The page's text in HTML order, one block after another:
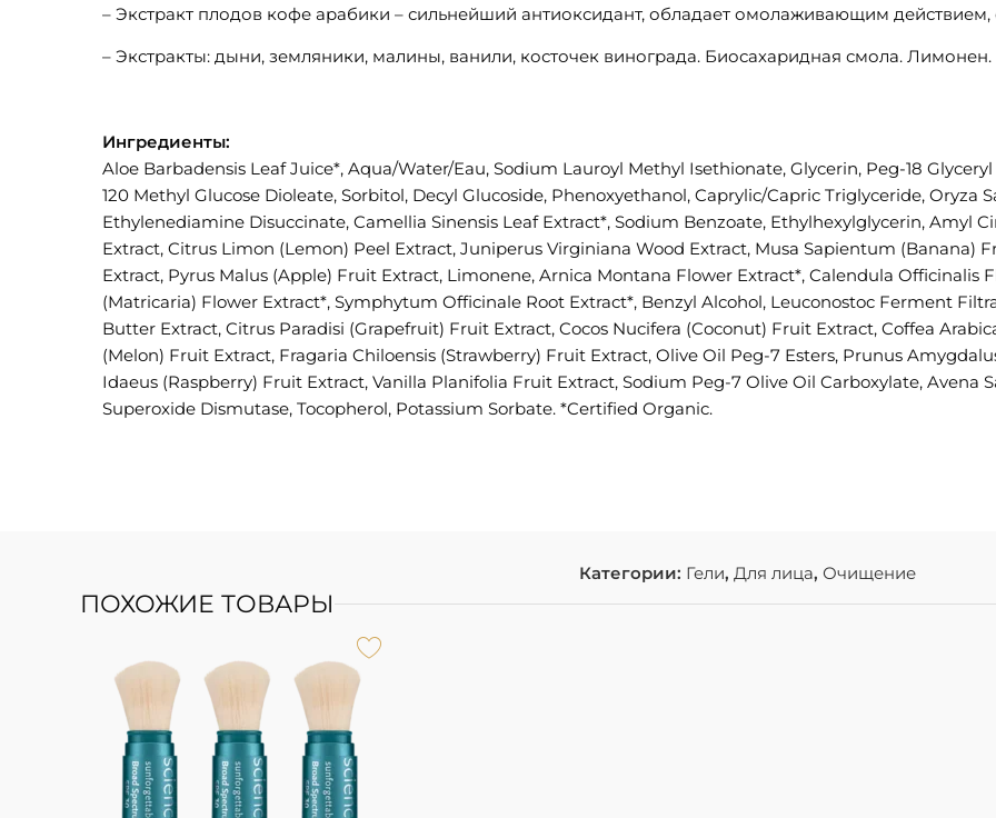
– Экстракт плодов кофе арабики – сильнейший антиоксидант, обладает омолаживающим действием,
– Экстракты: дыни, земляники, малины, ванили, косточек винограда. Биосахаридная смола. Лимонен.
Ингредиенты:
Aloe Barbadensis Leaf Juice*, Aqua/Water/Eau, Sodium Lauroyl Methyl Isethionate, Glycerin, Peg-18
120 Methyl Glucose Dioleate, Sorbitol, Decyl Glucoside, Phenoxyethanol, Caprylic/Capric Triglyceride, Oryza
Ethylenediamine Disuccinate, Camellia Sinensis Leaf Extract*, Sodium Benzoate, Ethylhexylglycerin, Amyl
Extract, Citrus Limon (Lemon) Peel Extract, Juniperus Virginiana Wood Extract, Musa Sapientum (Banana)
Extract, Pyrus Malus (Apple) Fruit Extract, Limonene, Arnica Montana Flower Extract*, Calendula Officinalis
(Matricaria) Flower Extract*, Symphytum Officinale Root Extract*, Benzyl Alcohol, Leuconostoc Ferment
Butter Extract, Citrus Paradisi (Grapefruit) Fruit Extract, Cocos Nucifera (Coconut) Fruit Extract, Coffea
(Melon) Fruit Extract, Fragaria Chiloensis (Strawberry) Fruit Extract, Olive Oil Peg-7 Esters, Prunus
Idaeus (Raspberry) Fruit Extract, Vanilla Planifolia Fruit Extract, Sodium Peg-7 Olive Oil Carboxylate, Avena
Superoxide Dismutase, Tocopherol, Potassium Sorbate. *Certified Organic.
Категории: Гели, Для лица, Очищение
ПОХОЖИЕ ТОВАРЫ